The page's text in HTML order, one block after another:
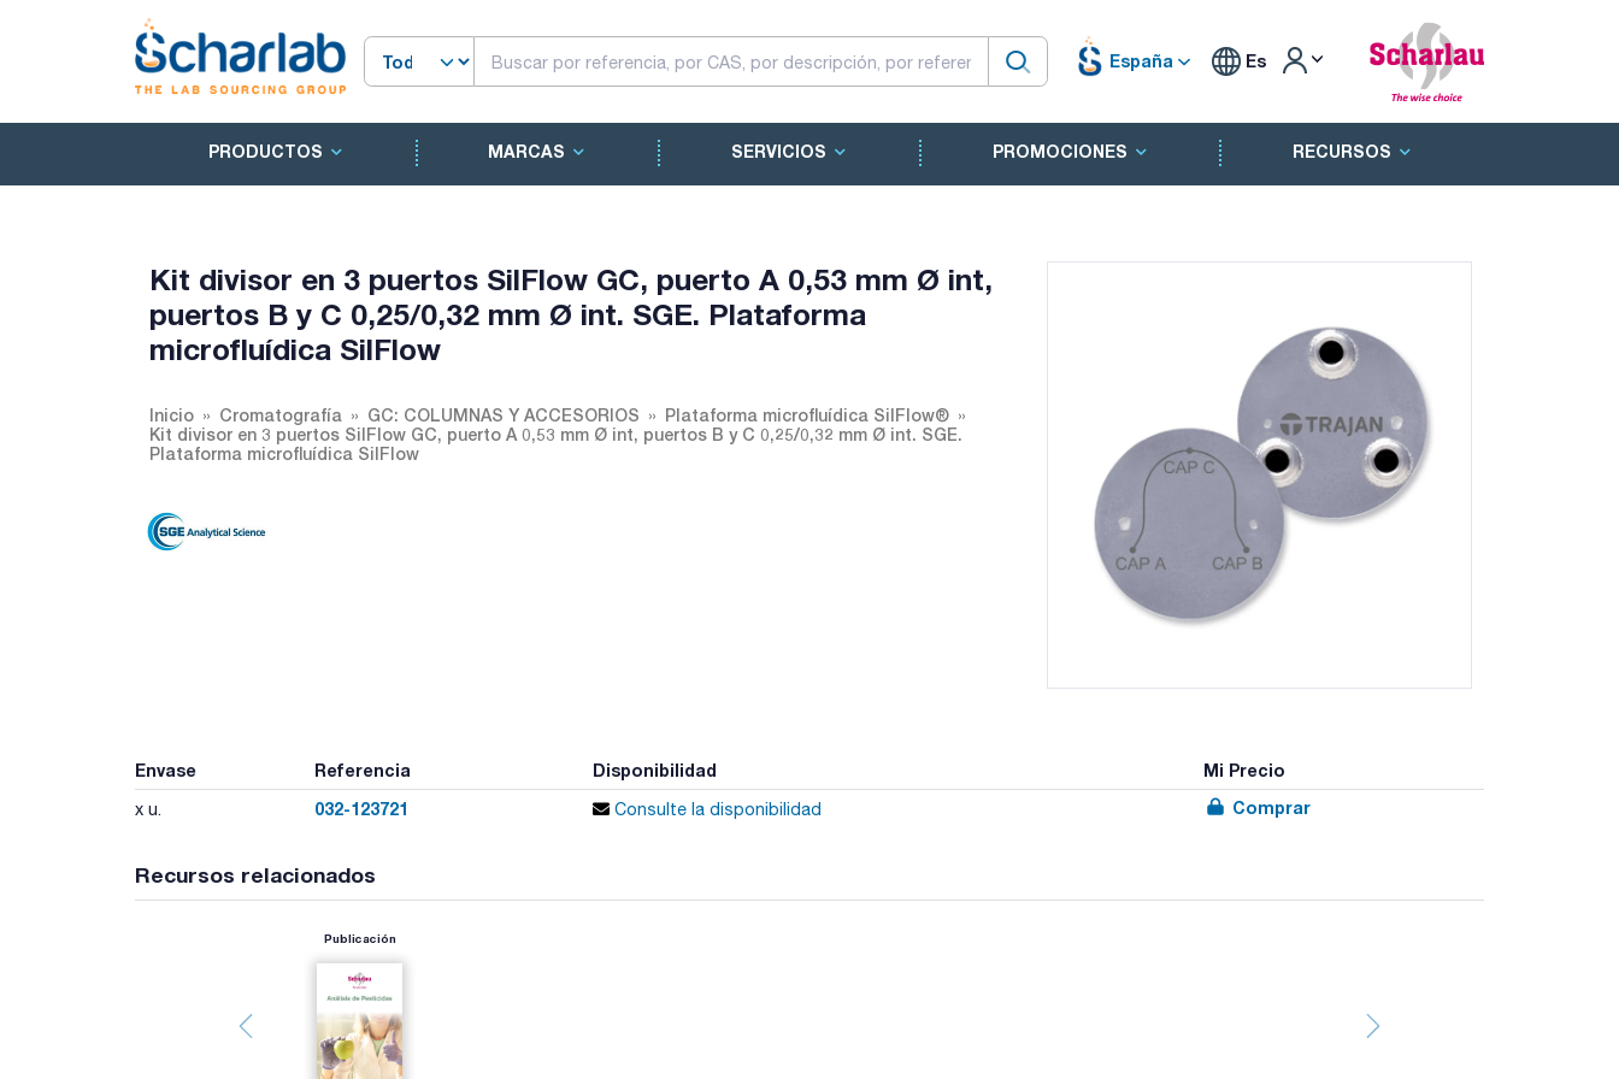
España Es
PRODUCTOS MARCAS SERVICIOS PROMOCIONES RECURSOS
Kit divisor en 3 puertos SilFlow GC, puerto A 0,53 mm Ø int,
puertos B y C 0,25/0,32 mm Ø int. SGE. Plataforma
microfluídica SilFlow
Inicio Cromatografía GC: COLUMNAS Y ACCESORIOS
Plataforma microfluídica SilFlow®
Kit divisor en 3 puertos SilFlow GC, puerto A 0,53 mm Ø int, puertos B y C 0,25/0,32 mm Ø int. SGE.
Plataforma microfluídica SilFlow
Envase Referencia Disponibilidad Mi Precio
x u. 032-123721 Consulte la disponibilidad Comprar
Recursos relacionados
Publicación